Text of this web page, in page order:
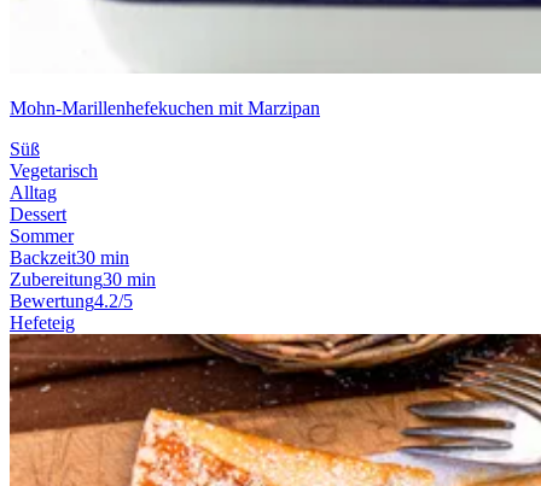
Mohn-Marillenhefekuchen mit Marzipan
Süß
Vegetarisch
Alltag
Dessert
Sommer
Backzeit30 min
Zubereitung30 min
Bewertung4.2/5
Hefeteig